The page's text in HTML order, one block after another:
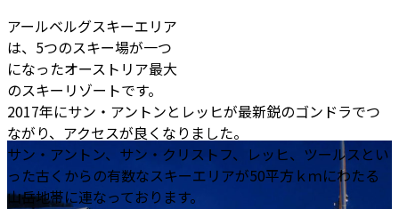
アールベルグスキーエリア
は、5つのスキー場が一つ
になったオーストリア最大
のスキーリゾートです。
2017年にサン・アントンとレッヒが最新鋭のゴンドラでつ
ながり、アクセスが良くなりました。
サン・アントン、サン・クリストフ、レッヒ、ツールスとい
った古くからの有数なスキーエリアが50平方ｋｍにわたる
山岳地帯に連なっております。